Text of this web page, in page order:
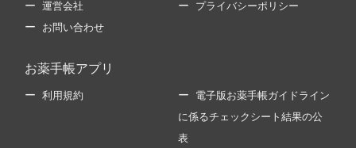
運営会社 プライバシーポリシー
お問い合わせ
お薬手帳アプリ
利用規約 電子版お薬手帳ガイドライン
に係るチェックシート結果の公
表